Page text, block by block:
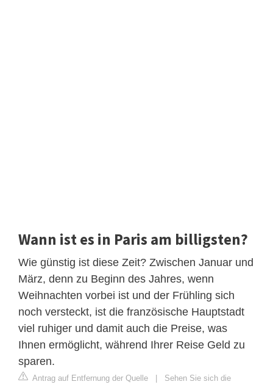
Wann ist es in Paris am billigsten?
Wie günstig ist diese Zeit? Zwischen Januar und
März, denn zu Beginn des Jahres, wenn
Weihnachten vorbei ist und der Frühling sich
noch versteckt, ist die französische Hauptstadt
viel ruhiger und damit auch die Preise, was
Ihnen ermöglicht, während Ihrer Reise Geld zu
sparen.
Antrag auf Entfernung der Quelle | Sehen Sie sich die